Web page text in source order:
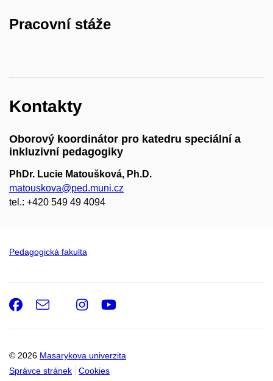
Pracovní stáže
Kontakty
Oborový koordinátor pro katedru speciální a
inkluzivní pedagogiky
PhDr. Lucie Matoušková, Ph.D.
matouskova@ped.muni.cz
tel.: +420 549 49 4094
Pedagogická fakulta
© 2026 Masarykova univerzita
Správce stránek
Cookies
Facebook
e-
Email
Instagram